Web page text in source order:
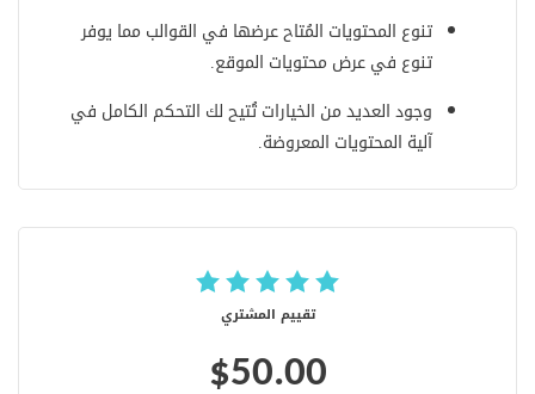
تنوع المحتويات المُتاح عرضها في القوالب مما يوفر
تنوع في عرض محتويات الموقع.
وجود العديد من الخيارات تُتيح لك التحكم الكامل في
آلية المحتويات المعروضة.
تقييم المشتري
$50.00